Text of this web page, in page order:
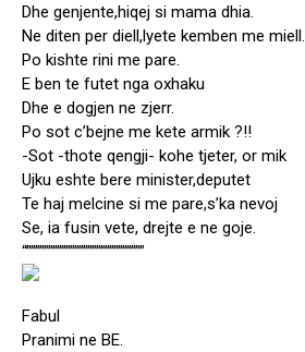
Dhe genjente,hiqej si mama dhia.
Ne diten per diell,lyete kemben me miell.
Po kishte rini me pare.
E ben te futet nga oxhaku
Dhe e dogjen ne zjerr.
Po sot c’bejne me kete armik ?!!
-Sot -thote qengji- kohe tjeter, or mik
Ujku eshte bere minister,deputet
Te haj melcine si me pare,s’ka nevoj
Se, ia fusin vete, drejte e ne goje.
“”””””””””””””””””””””””””””
Fabul
Pranimi ne BE.